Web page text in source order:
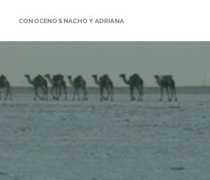
CONOCENOS NACHO Y ADRIANA